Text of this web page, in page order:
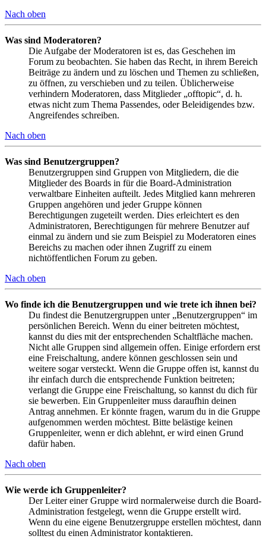
Nach oben
Was sind Moderatoren?
Die Aufgabe der Moderatoren ist es, das Geschehen im
Forum zu beobachten. Sie haben das Recht, in ihrem Bereich
Beiträge zu ändern und zu löschen und Themen zu schließen,
zu öffnen, zu verschieben und zu teilen. Üblicherweise
verhindern Moderatoren, dass Mitglieder „offtopic“, d. h.
etwas nicht zum Thema Passendes, oder Beleidigendes bzw.
Angreifendes schreiben.
Nach oben
Was sind Benutzergruppen?
Benutzergruppen sind Gruppen von Mitgliedern, die die
Mitglieder des Boards in für die Board-Administration
verwaltbare Einheiten aufteilt. Jedes Mitglied kann mehreren
Gruppen angehören und jeder Gruppe können
Berechtigungen zugeteilt werden. Dies erleichtert es den
Administratoren, Berechtigungen für mehrere Benutzer auf
einmal zu ändern und sie zum Beispiel zu Moderatoren eines
Bereichs zu machen oder ihnen Zugriff zu einem
nichtöffentlichen Forum zu geben.
Nach oben
Wo finde ich die Benutzergruppen und wie trete ich ihnen bei?
Du findest die Benutzergruppen unter „Benutzergruppen“ im
persönlichen Bereich. Wenn du einer beitreten möchtest,
kannst du dies mit der entsprechenden Schaltfläche machen.
Nicht alle Gruppen sind allgemein offen. Einige erfordern erst
eine Freischaltung, andere können geschlossen sein und
weitere sogar versteckt. Wenn die Gruppe offen ist, kannst du
ihr einfach durch die entsprechende Funktion beitreten;
verlangt die Gruppe eine Freischaltung, so kannst du dich für
sie bewerben. Ein Gruppenleiter muss daraufhin deinen
Antrag annehmen. Er könnte fragen, warum du in die Gruppe
aufgenommen werden möchtest. Bitte belästige keinen
Gruppenleiter, wenn er dich ablehnt, er wird einen Grund
dafür haben.
Nach oben
Wie werde ich Gruppenleiter?
Der Leiter einer Gruppe wird normalerweise durch die Board-
Administration festgelegt, wenn die Gruppe erstellt wird.
Wenn du eine eigene Benutzergruppe erstellen möchtest, dann
solltest du einen Administrator kontaktieren.